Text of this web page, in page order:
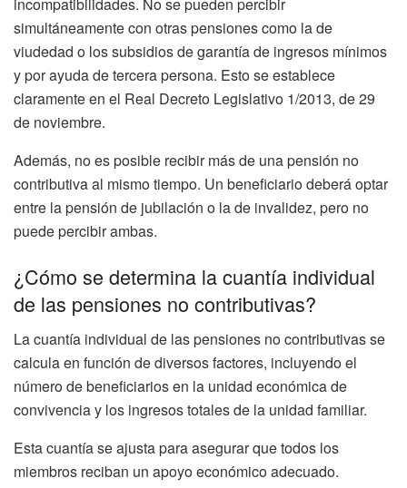
incompatibilidades. No se pueden percibir
simultáneamente con otras pensiones como la de
viudedad o los subsidios de garantía de ingresos mínimos
y por ayuda de tercera persona. Esto se establece
claramente en el Real Decreto Legislativo 1/2013, de 29
de noviembre.
Además, no es posible recibir más de una pensión no
contributiva al mismo tiempo. Un beneficiario deberá optar
entre la pensión de jubilación o la de invalidez, pero no
puede percibir ambas.
¿Cómo se determina la cuantía individual
de las pensiones no contributivas?
La cuantía individual de las pensiones no contributivas se
calcula en función de diversos factores, incluyendo el
número de beneficiarios en la unidad económica de
convivencia y los ingresos totales de la unidad familiar.
Esta cuantía se ajusta para asegurar que todos los
miembros reciban un apoyo económico adecuado.